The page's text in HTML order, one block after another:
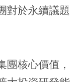
對於永續議題
核心價值，